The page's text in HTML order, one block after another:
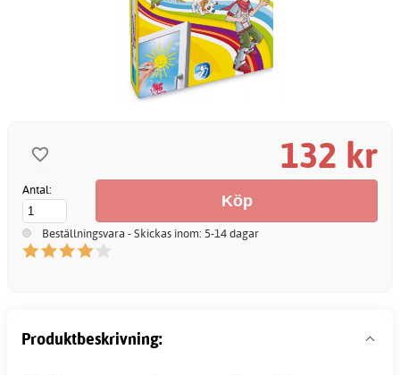
132 kr
Antal:
Beställningsvara - Skickas inom: 5-14 dagar
Produktbeskrivning: